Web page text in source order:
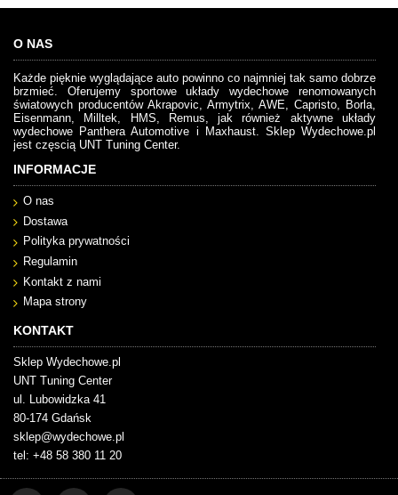
O NAS
Każde pięknie wyglądające auto powinno co najmniej tak samo dobrze
brzmieć. Oferujemy sportowe układy wydechowe renomowanych
światowych producentów Akrapovic, Armytrix, AWE, Capristo, Borla,
Eisenmann, Milltek, HMS, Remus, jak również aktywne układy
wydechowe Panthera Automotive i Maxhaust. Sklep Wydechowe.pl
jest częscią UNT Tuning Center.
INFORMACJE
O nas
Dostawa
Polityka prywatności
Regulamin
Kontakt z nami
Mapa strony
KONTAKT
Sklep Wydechowe.pl
UNT Tuning Center
ul. Lubowidzka 41
80-174 Gdańsk
sklep@wydechowe.pl
tel: +48 58 380 11 20